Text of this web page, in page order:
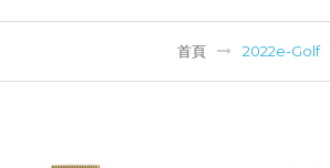
首頁 2022e-Golf